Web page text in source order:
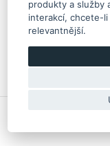
produkty a služby
interakcí,chcete-li
relevantnější.
Těsnění odtoku
26.3x32.3x1.0
Skladem více než 5